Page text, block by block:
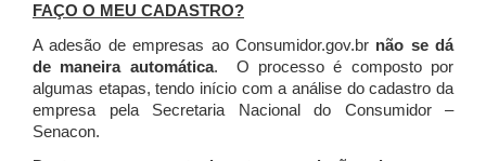
FAÇO O MEU CADASTRO?
A adesão de empresas ao Consumidor.gov.br não se dá
de maneira automática. O processo é composto por
algumas etapas, tendo início com a análise do cadastro da
empresa pela Secretaria Nacional do Consumidor –
Senacon.